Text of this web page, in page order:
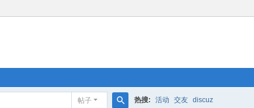
帖子 热搜: 活动 交友 discuz